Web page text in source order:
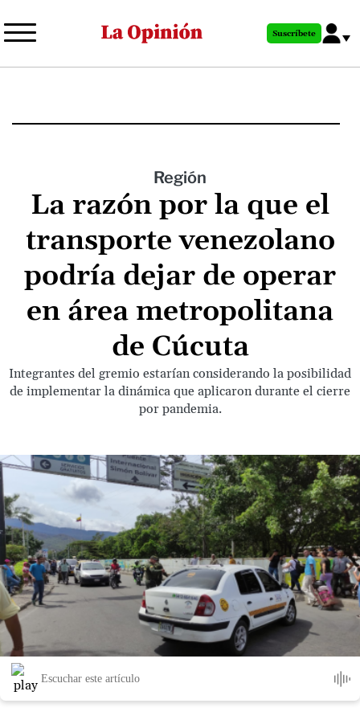
al
principal
Suscríbete
Región
La razón por la que el
transporte venezolano
podría dejar de operar
en área metropolitana
de Cúcuta
Integrantes del gremio estarían considerando la posibilidad
de implementar la dinámica que aplicaron durante el cierre
por pandemia.
Escuchar este artículo